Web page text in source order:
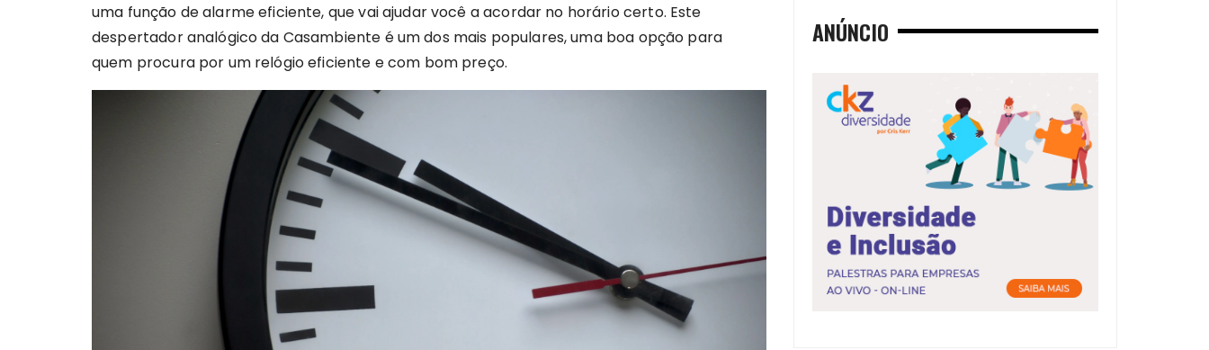
uma função de alarme eficiente, que vai ajudar você a acordar no horário certo. Este
despertador analógico da Casambiente é um dos mais populares, uma boa opção para
quem procura por um relógio eficiente e com bom preço.
ANÚNCIO